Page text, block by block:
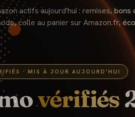
actifs aujourd'hui : remises, bons
colle au panier surAmazon.fr,
· MIS À JOUR AUJOURD'HUI
vérifiés